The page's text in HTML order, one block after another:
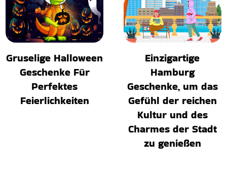
Gruselige Halloween
Geschenke Für
Perfektes
Feierlichkeiten
Einzigartige
Hamburg
Geschenke, um das
Gefühl der reichen
Kultur und des
Charmes der Stadt
zu genießen